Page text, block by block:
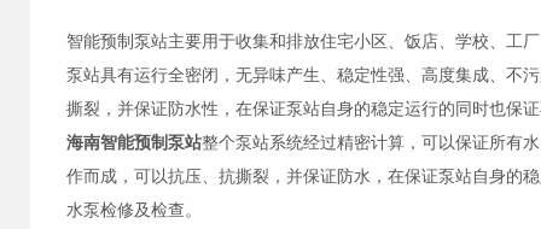
智能预制泵站主要用于收集和排放住宅小区、饭店、学校、工
泵站具有运行全密闭，无异味产生、稳定性强、高度集成、不
撕裂，并保证防水性，在保证泵站自身的稳定运行的同时也保
海南智能预制泵站整个泵站系统经过精密计算，可以保证所有
作而成，可以抗压、抗撕裂，并保证防水，在保证泵站自身的
水泵检修及检查。